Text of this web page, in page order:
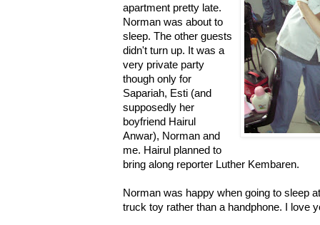
apartment pretty late.
Norman was about to
sleep. The other guests
didn't turn up. It was a
very private party
though only for
Sapariah, Esti (and
supposedly her
boyfriend Hairul
Anwar), Norman and
me. Hairul planned to
bring along reporter Luther Kembaren.
Norman was happy when going to sleep
truck toy rather than a handphone. I love